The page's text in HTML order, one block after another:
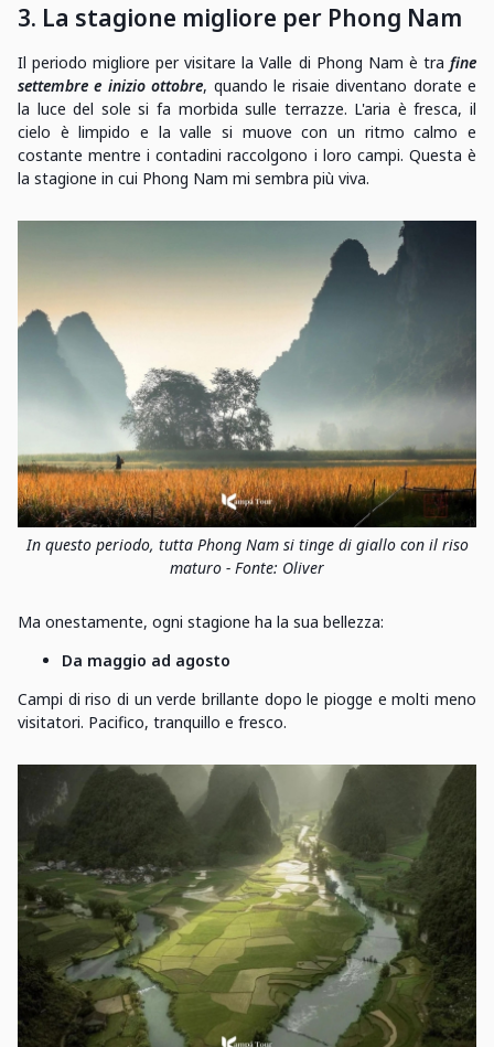
3. La stagione migliore per Phong Nam
Il periodo migliore per visitare la Valle di Phong Nam è tra fine
settembre e inizio ottobre, quando le risaie diventano dorate e
la luce del sole si fa morbida sulle terrazze. L'aria è fresca, il
cielo è limpido e la valle si muove con un ritmo calmo e
costante mentre i contadini raccolgono i loro campi. Questa è
la stagione in cui Phong Nam mi sembra più viva.
In questo periodo, tutta Phong Nam si tinge di giallo con il riso
maturo - Fonte: Oliver
Ma onestamente, ogni stagione ha la sua bellezza:
Da maggio ad agosto
Campi di riso di un verde brillante dopo le piogge e molti meno
visitatori. Pacifico, tranquillo e fresco.